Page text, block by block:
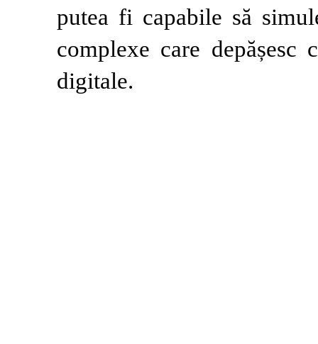
putea fi capabile să
complexe care depășesc
digitale.